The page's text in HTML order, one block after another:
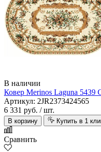
В наличии
Ковер Merinos Laguna 5439
Артикул: 2JR2373424565
6 331 руб. / шт.
В корзину Купить в 1
Сравнить